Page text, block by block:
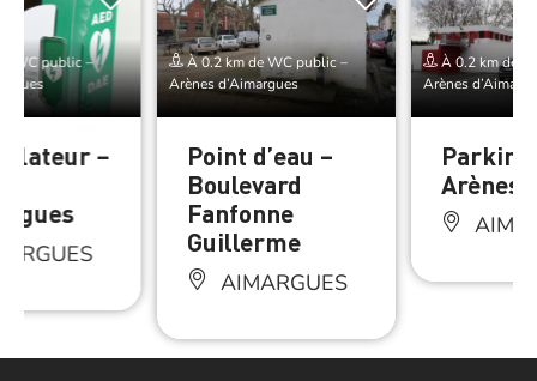
WC public –
–
À 0.2 km de WC public –
Arènes d’Aimargues
Point d’eau –
Boulevard
Fanfonne
Guillerme
AIMARGUES
À 0.2 km de
Arènes
Parking
Arènes